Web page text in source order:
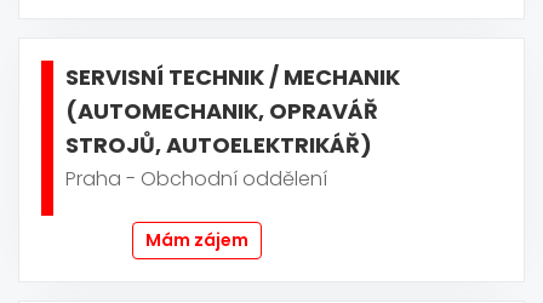
SERVISNÍ TECHNIK / MECHANIK
(AUTOMECHANIK, OPRAVÁŘ
STROJŮ, AUTOELEKTRIKÁŘ)
Praha - Obchodní oddělení
Mám zájem